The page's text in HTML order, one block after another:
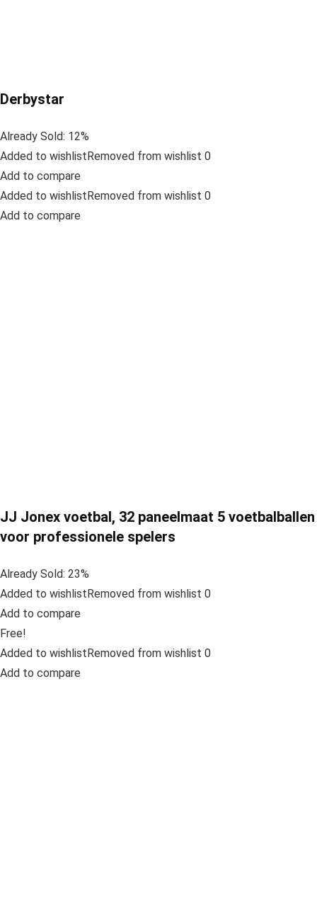
Derbystar
Already Sold: 12%
Added to wishlistRemoved from wishlist 0
Add to compare
Added to wishlistRemoved from wishlist 0
Add to compare
JJ Jonex voetbal, 32 paneelmaat 5 voetbalballen
voor professionele spelers
Already Sold: 23%
Added to wishlistRemoved from wishlist 0
Add to compare
Free!
Added to wishlistRemoved from wishlist 0
Add to compare